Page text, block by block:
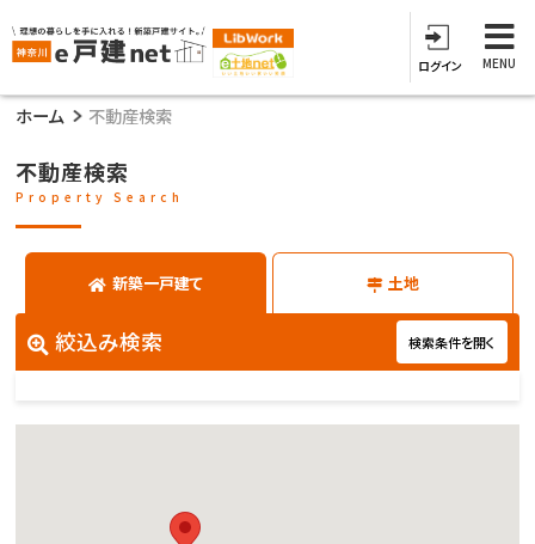
ログイン MENU
ホーム 不動産検索
不動産検索
Property Search
新築一戸建て 土地
絞込み検索 検索条件を開く